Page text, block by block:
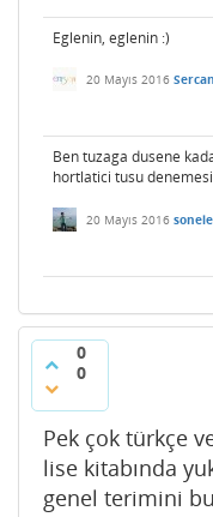
Eglenin, eglenin :)
20 Mayıs 2016 Sercan
Ben tuzaga dusene
hortlatici tusu
20 Mayıs 2016
0
0
Pek çok türkçe
lise kitabında
genel terimini